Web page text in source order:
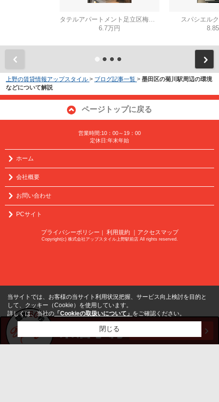
タテルアパートメント足立区梅田４丁目
6.7万円
スパシエル
上野の賃貸情報アップスタイル > ブログ記事一覧 > 墨田区の菊川駅周辺の環境
などについて解説
ページトップに戻る
営業時間:10：00～19：00
定休日:年末年始
ホーム
会社概要
お問い合わせ
PCサイト
プライバシーポリシー 利用規約 ｜アクセスマップ
Copyright(c) 株式会社アップスタイル上野駅前店 All rights reserved.
当サイトでは、お客様の当サイト利用状況把握、サービス向上検討を目的と
して、クッキー（Cookie）を使用しています。
詳しくは、当社の 「Cookieの取扱いについて」 をご確認ください。
閉じる